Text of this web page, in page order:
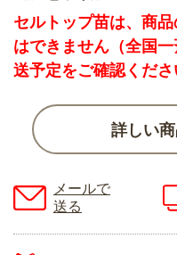
セルトップ苗は、商
はできません（全国
送予定をご確認くださ
詳しい
メールで
送る